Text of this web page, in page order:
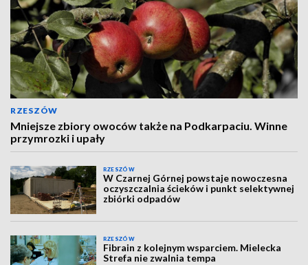
RZESZÓW
Mniejsze zbiory owoców także na Podkarpaciu. Winne
przymrozki i upały
RZESZÓW
W Czarnej Górnej powstaje nowoczesna
oczyszczalnia ścieków i punkt selektywnej
zbiórki odpadów
RZESZÓW
Fibrain z kolejnym wsparciem. Mielecka
Strefa nie zwalnia tempa